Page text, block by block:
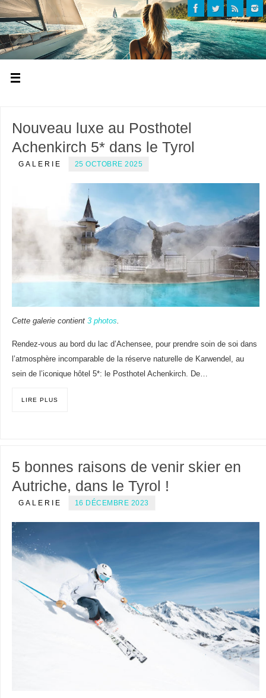
Nouveau luxe au Posthotel
Achenkirch 5* dans le Tyrol
GALERIE 25 OCTOBRE 2025
Cette galerie contient 3 photos.
Rendez-vous au bord du lac d’Achensee, pour prendre soin de soi dans
l’atmosphère incomparable de la réserve naturelle de Karwendel, au
sein de l’iconique hôtel 5*: le Posthotel Achenkirch. De…
LIRE PLUS
5 bonnes raisons de venir skier en
Autriche, dans le Tyrol !
GALERIE 16 DÉCEMBRE 2023